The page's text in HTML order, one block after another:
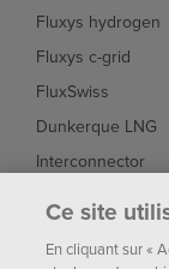
Fluxys hydrogen
Fluxys c-grid
FluxSwiss
Dunkerque LNG
Interconnector
Ce site
En cliquant sur «